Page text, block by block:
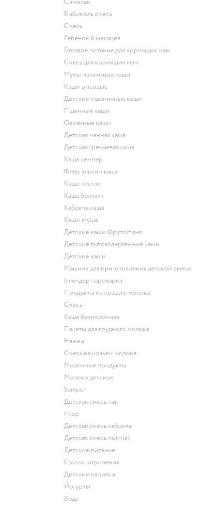
симилак
бибиколь смесь
смесь
ребенок 6 месяцев
готовое питание для кормящих мам
смесь для кормящих мам
Мультизлаковые каши
Каши рисовые
Детские пшеничные каши
Пшенные каши
овсянные каши
детская манная каша
детская гречневая каша
каша семпер
флер альпин каша
каша нестле
каша беллакт
кабрита каша
каши агуша
Детские каши ФрутоНяня
Детские гипоаллергенные каши
детские каши
машина для приготовления детской смеси
блендер пароварка
продукты из козьего молока
смесь
каша безмолочная
пакеты для грудного молока
нэнни
смесь на козьем молоке
молочные продукты
молоко детское
semper
детская смесь нан
hipp
детская смесь кабрита
детская смесь nutrilak
детское питание
chicco кормления
детские напитки
йогурты
Вода